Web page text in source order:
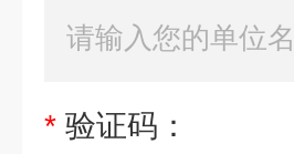
* 验证码：